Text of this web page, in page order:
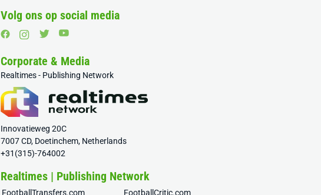
Volg ons op social media
Corporate & Media
Realtimes - Publishing Network
Innovatieweg 20C
7007 CD, Doetinchem, Netherlands
+31(315)-764002
Realtimes | Publishing Network
FootballTransfers.com FootballCritic.com